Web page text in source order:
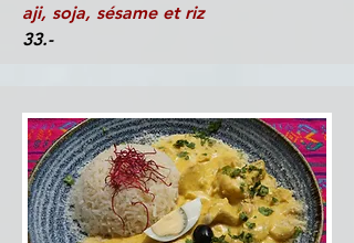
aji, soja, sésame et riz
33.-